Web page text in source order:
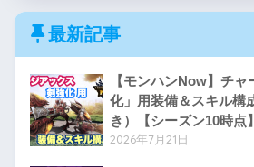
最新記事
【モンハンNow】チ
化」用装備＆スキル構
き）【シーズン10時点】
2026年7月21日